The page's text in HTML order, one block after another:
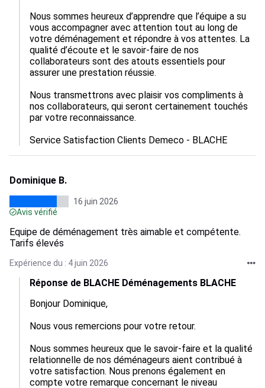
Nous sommes heureux d’apprendre que l’équipe a su
vous accompagner avec attention tout au long de
votre déménagement et répondre à vos attentes. La
qualité d’écoute et le savoir-faire de nos
collaborateurs sont des atouts essentiels pour
assurer une prestation réussie.
Nous transmettrons avec plaisir vos compliments à
nos collaborateurs, qui seront certainement touchés
par votre reconnaissance.
Service Satisfaction Clients Demeco - BLACHE
Dominique B.
16 juin 2026
Avis vérifié
Equipe de déménagement très aimable et compétente.
Tarifs élevés
Expérience du : 4 juin 2026
Réponse de BLACHE Déménagements BLACHE
Bonjour Dominique,
Nous vous remercions pour votre retour.
Nous sommes heureux que le savoir-faire et la qualité
relationnelle de nos déménageurs aient contribué à
votre satisfaction. Nous prenons également en
compte votre remarque concernant le niveau